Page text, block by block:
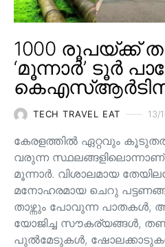
1000 രൂപയ്ക്ക്
‘മൂന്നാർ’ ടൂർ
TECH TRAVEL EAT 13/
കേരളത്തിൽ ഏറ്റവും
വരുന്ന സ്ഥലങ്ങളിലൊന്നാണ്
മൂന്നാർ. വിശാലമായ
മനോഹരമായ ചെറു
താഴ്ന്നും പോവുന്ന
യോജിച്ച സൗകര്യങ്ങള്‍,
പുൽമേടുകൾ,